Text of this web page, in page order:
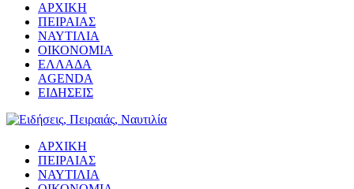
ΑΡΧΙΚΗ
ΠΕΙΡΑΙΑΣ
ΝΑΥΤΙΛΙΑ
ΟΙΚΟΝΟΜΙΑ
ΕΛΛΑΔΑ
AGENDA
ΕΙΔΗΣΕΙΣ
ΑΡΧΙΚΗ
ΠΕΙΡΑΙΑΣ
ΝΑΥΤΙΛΙΑ